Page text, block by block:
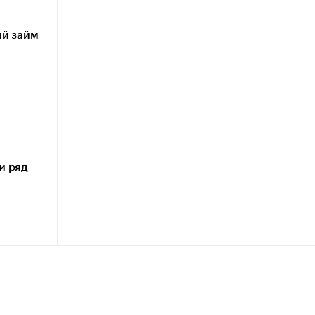
займ
ряд